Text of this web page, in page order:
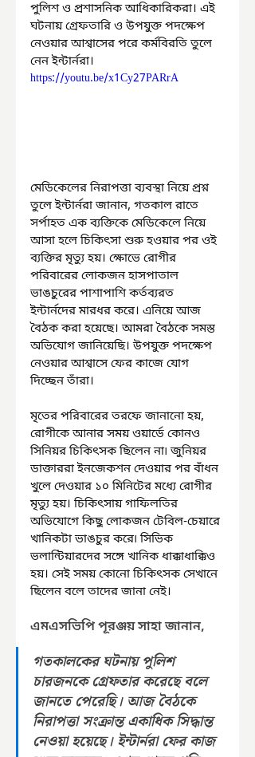
পুলিশ ও প্রশাসনিক আধিকারিকরা। এই
ঘটনায় গ্রেফতারি ও উপযুক্ত পদক্ষেপ
নেওয়ার আশ্বাসের পরে কর্মবিরতি তুলে
নেন ইন্টার্নরা।
https://youtu.be/x1Cy27PARrA
মেডিকেলের নিরাপত্তা ব্যবস্থা নিয়ে প্রশ্ন
তুলে ইন্টার্নরা জানান, গতকাল রাতে
সর্পাহত এক ব্যক্তিকে মেডিকেলে নিয়ে
আসা হলে চিকিৎসা শুরু হওয়ার পর ওই
ব্যক্তির মৃত্যু হয়। ক্ষোভে রোগীর
পরিবারের লোকজন হাসপাতাল
ভাঙচুরের পাশাপাশি কর্তব্যরত
ইন্টার্নদের মারধর করে। এনিয়ে আজ
বৈঠক করা হয়েছে। আমরা বৈঠকে সমস্ত
অভিযোগ জানিয়েছি। উপযুক্ত পদক্ষেপ
নেওয়ার আশ্বাসে ফের কাজে যোগ
দিচ্ছেন তাঁরা।
মৃতের পরিবারের তরফে জানানো হয়,
রোগীকে আনার সময় ওয়ার্ডে কোনও
সিনিয়র চিকিৎসক ছিলেন না৷ জুনিয়র
ডাক্তাররা ইনজেকশন দেওয়ার পর বাঁধন
খুলে দেওয়ার ১০ মিনিটের মধ্যে রোগীর
মৃত্যু হয়। চিকিৎসায় গাফিলতির
অভিযোগে কিছু লোকজন টেবিল-চেয়ারে
খানিকটা ভাঙচুর করে৷ সিভিক
ভলান্টিয়ারদের সঙ্গে খানিক ধাক্কাধাক্কিও
হয়। সেই সময় কোনো চিকিৎসক সেখানে
ছিলেন বলে তাদের জানা নেই।
এমএসভিপি পূরঞ্জয় সাহা জানান,
গতকালকের ঘটনায় পুলিশ
চারজনকে গ্রেফতার করেছে বলে
জানতে পেরেছি। আজ বৈঠকে
নিরাপত্তা সংক্রান্ত একাধিক সিদ্ধান্ত
নেওয়া হয়েছে। ইন্টার্নরা ফের কাজ